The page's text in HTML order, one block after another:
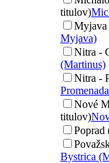
titulov)
Myjava)
Nitra -
(Martinus)
Nitra -
Nové
titulov)
Poprad
Bystrica